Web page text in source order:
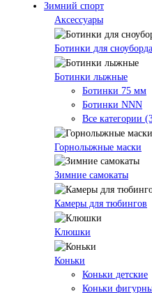
Зимний спорт
Аксессуары
Ботинки для сноуборда
Ботинки лыжные
Ботинки 75 мм
Ботинки NNN
Все категории
Горнолыжные маски
Зимние самокаты
Камеры для тюбингов
Клюшки
Коньки
Коньки детские
Коньки